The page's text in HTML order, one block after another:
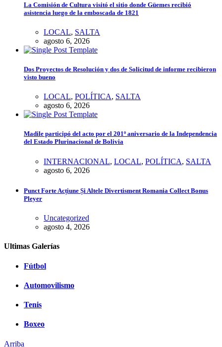
La Comisión de Cultura visitó el sitio donde Güemes recibió
asistencia luego de la emboscada de 1821
LOCAL, SALTA
agosto 6, 2026
Dos Proyectos de Resolución y dos de Solicitud de informe recibieron
visto bueno
LOCAL, POLÍTICA, SALTA
agosto 6, 2026
Madile participó del acto por el 201º aniversario de la Independencia
del Estado Plurinacional de Bolivia
INTERNACIONAL, LOCAL, POLÍTICA, SALTA
agosto 6, 2026
Punct Forte Acțiune Și Altele Divertisment Romania Collect Bonus
Pleyer
Uncategorized
agosto 4, 2026
Ultimas Galerías
Fútbol
Automovilismo
Tenis
Boxeo
Arriba